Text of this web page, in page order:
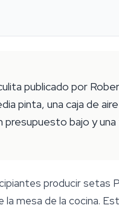
publicado por
pinta, una caja de
bajo y
producir setas
mesa de la cocina.